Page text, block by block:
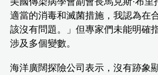
適當的消毒和滅菌措施，我認為在
該沒有問題。」但專家們未能明確
涉及多個變數。
海洋廣闊探險公司表示，沒有跡象